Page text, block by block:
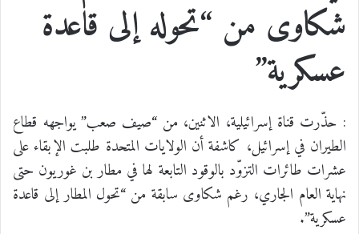
شكاوى من “تحوله إلى قاعدة
عسكرية”
: حذّرت قناة إسرائيلية، الاثنين، من “صيف صعب” يواجهه قطاع
الطيران في إسرائيل، كاشفة أن الولايات المتحدة طلبت الإبقاء على
عشرات طائرات التزوّد بالوقود التابعة لها في مطار بن غوريون حتى
نهاية العام الجاري، رغم شكاوى سابقة من “تحول المطار إلى قاعدة
عسكرية”.